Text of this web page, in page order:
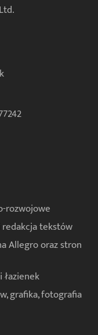
rozwojowe
tekstów
Allegro oraz stron
grafika, fotografia